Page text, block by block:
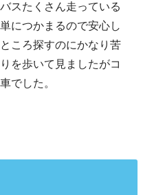
スたくさん走っている
につかまるので安心し
ころ探すのにかなり苦
を歩いて見ましたがコ
でした。